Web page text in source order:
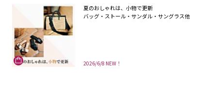
2026/6/8 NEW！
夏のおしゃれは、小物で更新
バッグ・ストール・サンダル・サングラス他